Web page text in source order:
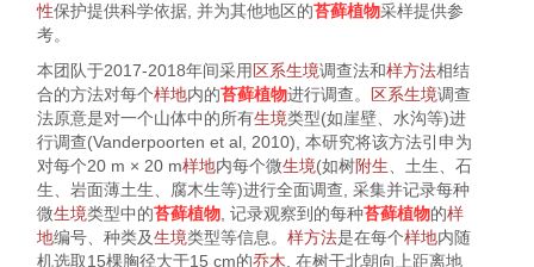
性保护提供科学依据, 并为其他地区的苔藓植物采样提供参
考。
本团队于2017-2018年间采用 区系生境调查法和样方法相结
合的方法对每个样地内的苔藓植物进行调查。 区系生境调查
法原意是对一个山体中的所有生境类型(如崖壁、水沟等)进
行调查(Vanderpoorten et al, 2010), 本研究将该方法引申为
对每个20 m × 20 m样地内每个微生境(如树附生 、土生、石
生、岩面薄土生、腐木生等)进行全面调查, 采集并记录每种
微生境类型中的苔藓植物 , 记录观察到的每种苔藓植物的样
地编号、种类及生境类型等信息。 样方法是在每个样地内随
机选取15棵胸径大于15 cm的乔木 , 在树干北朝向上距离地